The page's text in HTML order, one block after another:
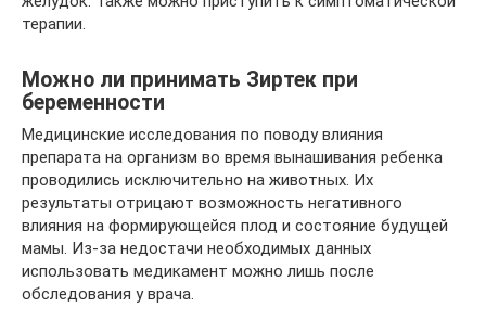
терапии.
Можно ли принимать Зиртек при
беременности
Медицинские исследования по поводу влияния
препарата на организм во время вынашивания ребенка
проводились исключительно на животных. Их
результаты отрицают возможность негативного
влияния на формирующейся плод и состояние будущей
мамы. Из-за недостачи необходимых данных
использовать медикамент можно лишь после
обследования у врача.